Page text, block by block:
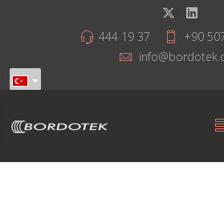
444 19 37
+90